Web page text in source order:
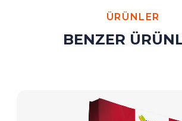
ÜRÜNLER
BENZER